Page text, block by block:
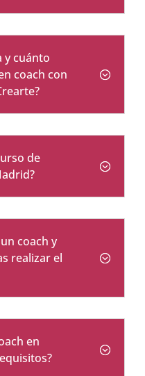
y cuánto
coach con
de
coach y
realizar el
en